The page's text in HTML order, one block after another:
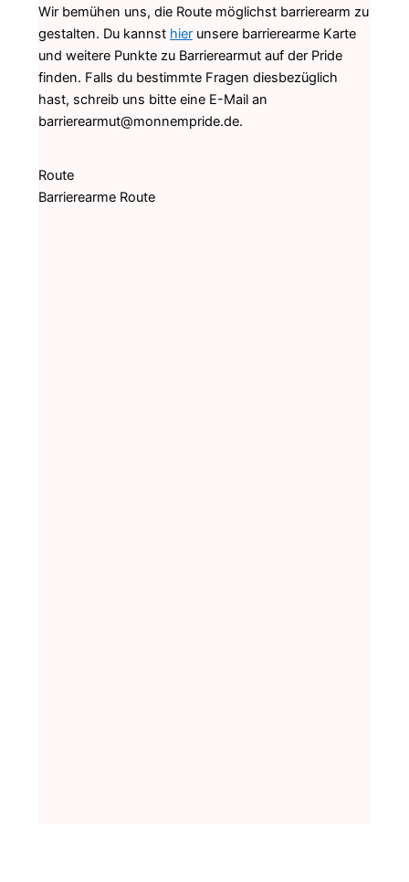
Wir bemühen uns, die Route möglichst barrierearm zu
gestalten. Du kannst hierunsere barrierearme Karte
und weitere Punkte zu Barrierearmut auf der Pride
finden. Falls du bestimmte Fragen diesbezüglich
hast, schreib uns bitte eine E-Mail an
barrierearmut@monnempride.de.
Route
Barrierearme Route